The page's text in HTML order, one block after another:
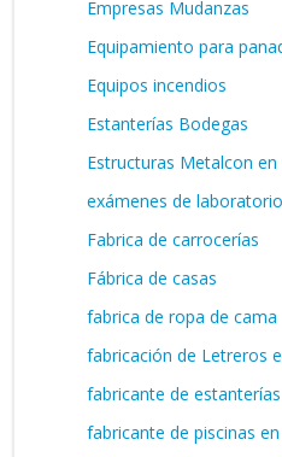
Empresas Mudanzas
Equipamiento para
Equipos incendios
Estanterías Bodegas
Estructuras Metalcon en
exámenes de
Fabrica de carrocerías
Fábrica de casas
fabrica de ropa de cama
fabricación de Letreros
fabricante de estanterías
fabricante de piscinas